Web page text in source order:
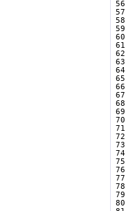
56
57
58
59
60
61
62
63
64
65
66
67
68
69
70
71
72
73
74
75
76
77
78
79
80